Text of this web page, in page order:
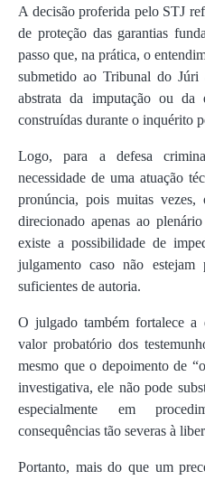
A decisão proferida pelo STJ
de proteção das garantias
passo que, na prática, o
submetido ao Tribunal do Júri
abstrata da imputação ou da
construídas durante o inquérito
Logo, para a defesa
necessidade de uma atuação
pronúncia, pois muitas
direcionado apenas ao
existe a possibilidade de
julgamento caso não estejam
suficientes de autoria.
O julgado também fortalece a
valor probatório dos
mesmo que o depoimento de
investigativa, ele não pode
especialmente em
consequências tão severas à
Portanto, mais do que um